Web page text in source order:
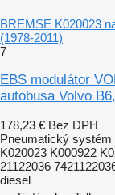
BREMSE K020023
(1978-2011)
7
EBS modulátor
autobusa Volvo
178,23 € Bez DPH
Pneumatický systém
K020023 K000922
21122036
diesel